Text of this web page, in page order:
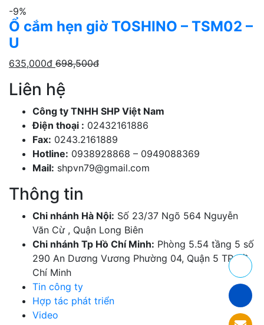
-9%
Ổ cắm hẹn giờ TOSHINO – TSM02 –
U
635,000đ 698,500đ
Liên hệ
Công ty TNHH SHP Việt Nam
Điện thoại : 02432161886
Fax: 0243.2161889
Hotline: 0938928868 – 0949088369
Mail: shpvn79@gmail.com
Thông tin
Chi nhánh Hà Nội: Số 23/37 Ngõ 564 Nguyễn
Văn Cừ , Quận Long Biên
Chi nhánh Tp Hồ Chí Minh: Phòng 5.54 tầng 5 số
290 An Dương Vương Phường 04, Quận 5 TP Hồ
Chí Minh
Tin công ty
Hợp tác phát triển
Video